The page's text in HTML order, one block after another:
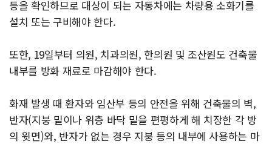
등을 확인하므로 대상이 되는 자동차에는 차량용 소화기를
설치 또는 구비해야 한다.
또한, 19일부터 의원, 치과의원, 한의원 및 조산원도 건축물
내부를 방화 재료로 마감해야 한다.
화재 발생 때 환자와 임산부 등의 안전을 위해 건축물의 벽,
반자(지붕 밑이나 위층 바닥 밑을 편평하게 해 치장한 각 방
의 윗면)와, 반자가 없는 경우 지붕 등의 내부에 사용하는 마